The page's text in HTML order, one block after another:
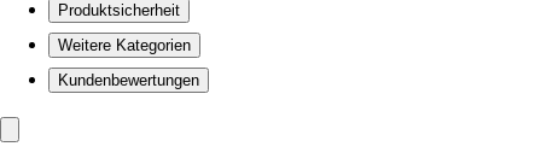
Produktsicherheit
Weitere Kategorien
Kundenbewertungen